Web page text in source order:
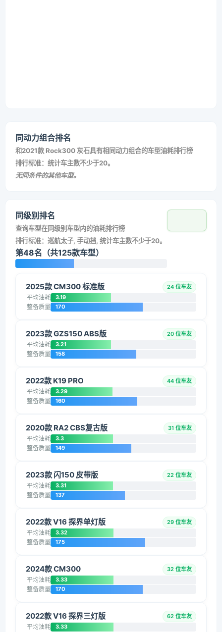
同动力组合排名
和2021款 Rock300 灰石具有相同动力组合的车型油耗排行榜
排行标准：统计车主数不少于20。
无同条件的其他车型。
同级别排名
查询车型在同级别车型内的油耗排行榜
排行标准：巡航太子, 手动挡, 统计车主数不少于20。
第48名（共125款车型）
2025款 CM300 标准版 24 位车友
平均油耗 3.19
整备质量 170
2023款 GZS150 ABS版 20 位车友
平均油耗 3.21
整备质量 158
2022款 K19 PRO 44 位车友
平均油耗 3.29
整备质量 160
2020款 RA2 CBS复古版 31 位车友
平均油耗 3.3
整备质量 149
2023款 闪150 皮带版 22 位车友
平均油耗 3.31
整备质量 137
2022款 V16 探界单灯版 29 位车友
平均油耗 3.32
整备质量 175
2024款 CM300 32 位车友
平均油耗 3.33
整备质量 170
2022款 V16 探界三灯版 62 位车友
平均油耗 3.33